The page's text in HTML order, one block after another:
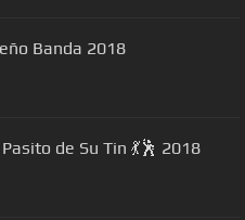
Banda 2018
de Su Tin 💃🕺 2018